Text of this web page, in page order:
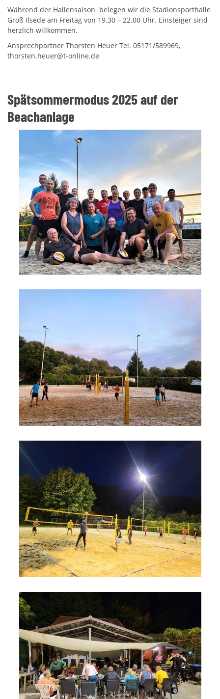
Während der Hallensaison belegen wir die Stadionsporthalle
Groß Ilsede am Freitag von 19.30 – 22.00 Uhr. Einsteiger sind
herzlich willkommen.
Ansprechpartner Thorsten Heuer Tel. 05171/589969,
thorsten.heuer@t-online.de
Spätsommermodus 2025 auf der
Beachanlage